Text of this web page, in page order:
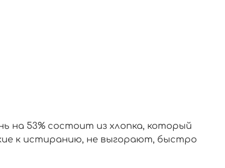
на 53% состоит из хлопка, который
к истиранию, не выгорают, быстро